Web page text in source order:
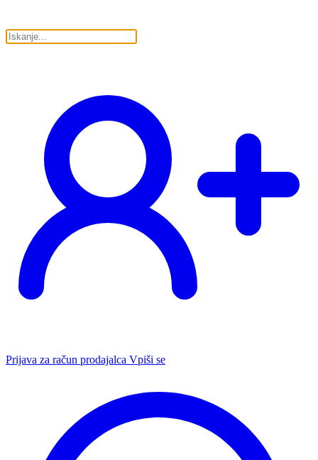
Prijava za račun prodajalca Vpiši se